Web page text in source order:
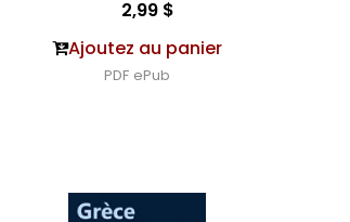
2,99 $
Ajoutez au panier
PDF ePub